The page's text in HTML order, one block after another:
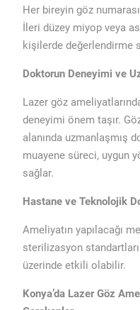
Her bireyin göz
İleri düzey miyop veya
kişilerde değerlendirme
Doktorun Deneyimi ve
Lazer göz
deneyimi önem taşır.
alanında uzmanlaşmış
muayene süreci, uygun
sağlar.
Hastane ve Teknolojik
Ameliyatın yapılacağı
sterilizasyon
üzerinde etkili olabilir.
Konya’da Lazer Göz